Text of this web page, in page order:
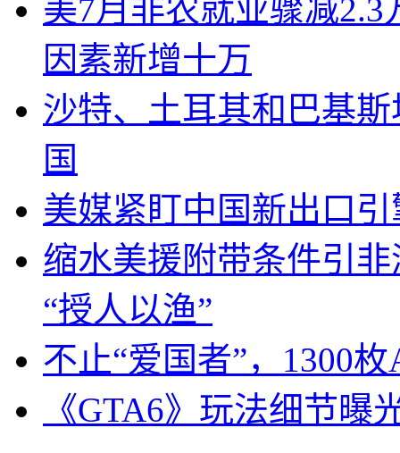
美7月非农就业骤减
因素新增十万
沙特、土耳其和巴基
国
美媒紧盯中国新出口
缩水美援附带条件引
“授人以渔”
不止“爱国者”，1300
《GTA6》玩法细节